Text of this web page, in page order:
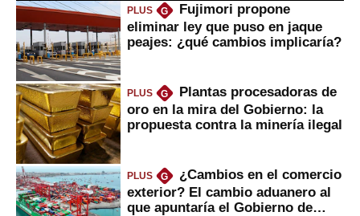
PLUS G
Fujimori propone
eliminar ley que puso en jaque
peajes: ¿qué cambios implicaría?
PLUS G
Plantas procesadoras de
oro en la mira del Gobierno: la
propuesta contra la minería ilegal
PLUS G
¿Cambios en el comercio
exterior? El cambio aduanero al
que apuntaría el Gobierno de